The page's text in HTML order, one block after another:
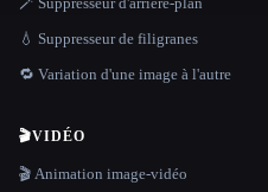
💧 Suppresseur de filigranes
🔁 Variation d'une image à l'autre
🎬VIDÉO
🎬 Animation image-vidéo